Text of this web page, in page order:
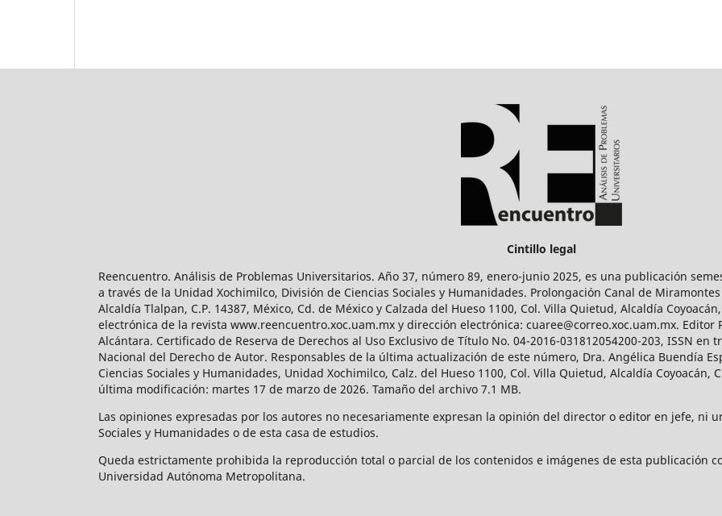
Cintillo legal
Reencuentro. Análisis de Problemas Universitarios. Año 37, número 89, enero-junio 2025, es una publicación
a través de la Unidad Xochimilco, División de Ciencias Sociales y Humanidades. Prolongación Canal de Miramontes
Alcaldía Tlalpan, C.P. 14387, México, Cd. de México y Calzada del Hueso 1100, Col. Villa Quietud, Alcaldía
electrónica de la revista www.reencuentro.xoc.uam.mx y dirección electrónica: cuaree@correo.xoc.uam.mx. Editor
Alcántara. Certificado de Reserva de Derechos al Uso Exclusivo de Título No. 04-2016-031812054200-203, ISSN
Nacional del Derecho de Autor. Responsables de la última actualización de este número, Dra. Angélica Buendía
Ciencias Sociales y Humanidades, Unidad Xochimilco, Calz. del Hueso 1100, Col. Villa Quietud, Alcaldía Coyoacán,
última modificación: martes 17 de marzo de 2026. Tamaño del archivo 7.1 MB.
Las opiniones expresadas por los autores no necesariamente expresan la opinión del director o editor en jefe, ni
Sociales y Humanidades o de esta casa de estudios.
Queda estrictamente prohibida la reproducción total o parcial de los contenidos e imágenes de esta publicación
Universidad Autónoma Metropolitana.